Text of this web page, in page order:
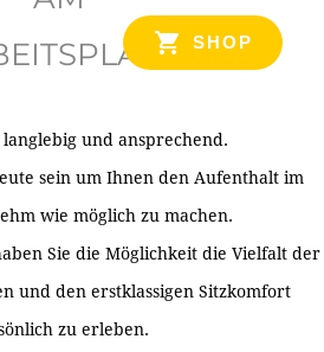
SHOP
und ansprechend.
sein um Ihnen den Aufenthalt im
wie möglich zu machen.
Sie die Möglichkeit die Vielfalt der
und den erstklassigen Sitzkomfort
zu erleben.